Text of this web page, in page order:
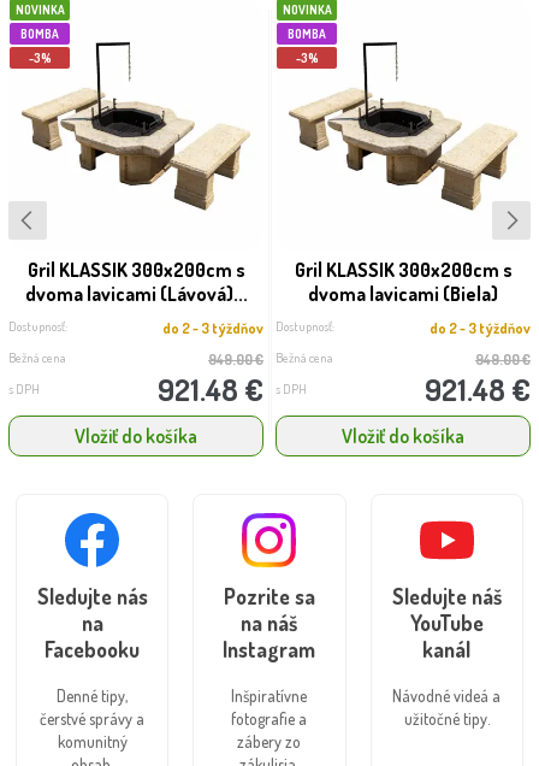
NOVINKA
BOMBA
-3%
Gril KLASSIK 300x200cm s
dvoma lavicami (Lávová)...
Dostupnosť: do 2 - 3 týždňov
Bežná cena 949.00 €
s DPH 921.48 €
Vložiť do košíka
NOVINKA
BOMBA
-3%
Gril KLASSIK 300x200cm s
dvoma lavicami (Biela)
Dostupnosť: do 2 - 3 týždňov
Bežná cena 949.00 €
s DPH 921.48 €
Vložiť do košíka
Sledujte nás
na
Facebooku
Denné tipy,
čerstvé správy a
komunitný
Pozrite sa
na náš
Instagram
Inšpiratívne
fotografie a
zábery zo
Sledujte náš
YouTube
kanál
Návodné videá a
užitočné tipy.